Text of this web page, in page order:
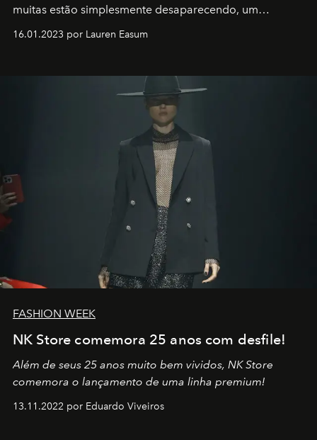
muitas estão simplesmente desaparecendo, um
transportador AMTD abrindo caminho para muitos
por propósitos, com um claro senso de missão na vida e
16.01.2023 por Lauren Easum
FASHION WEEK
NK Store comemora 25 anos com desfile!
Além de seus 25 anos muito bem vividos, NK Store
comemora o lançamento de uma linha premium!
13.11.2022 por Eduardo Viveiros